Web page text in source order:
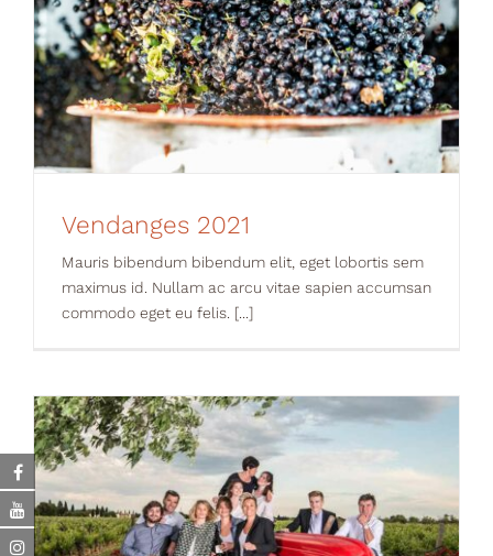
Vendanges 2021
News
Vendanges 2021
Mauris bibendum bibendum elit, eget lobortis sem
maximus id. Nullam ac arcu vitae sapien accumsan
commodo eget eu felis. [...]